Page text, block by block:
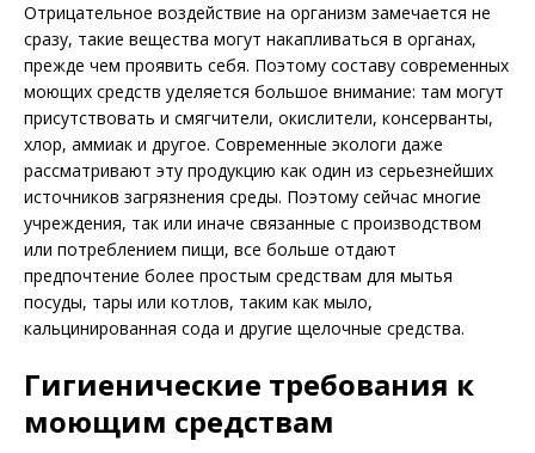
Отрицательное воздействие на организм замечается не
сразу, такие вещества могут накапливаться в органах,
прежде чем проявить себя. Поэтому составу современных
моющих средств уделяется большое внимание: там могут
присутствовать и смягчители, окислители, консерванты,
хлор, аммиак и другое. Современные экологи даже
рассматривают эту продукцию как один из серьезнейших
источников загрязнения среды. Поэтому сейчас многие
учреждения, так или иначе связанные с производством
или потреблением пищи, все больше отдают
предпочтение более простым средствам для мытья
посуды, тары или котлов, таким как мыло,
кальцинированная сода и другие щелочные средства.
Гигиенические требования к
моющим средствам